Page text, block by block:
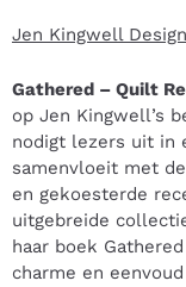
Jen Kingwell
Gathered – Quilt
op Jen Kingwell’s
nodigt lezers uit in
samenvloeit met
en gekoesterde
uitgebreide
haar boek
charme en